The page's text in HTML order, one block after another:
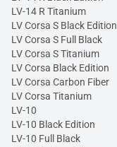
LV-14 R Titanium
LV Corsa S Black Edition
LV Corsa S Full Black
LV Corsa S Titanium
LV Corsa Black Edition
LV Corsa Carbon Fiber
LV Corsa Titanium
LV-10
LV-10 Black Edition
LV-10 Full Black